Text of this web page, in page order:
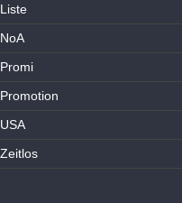
Liste
NoA
Promi
Promotion
USA
Zeitlos